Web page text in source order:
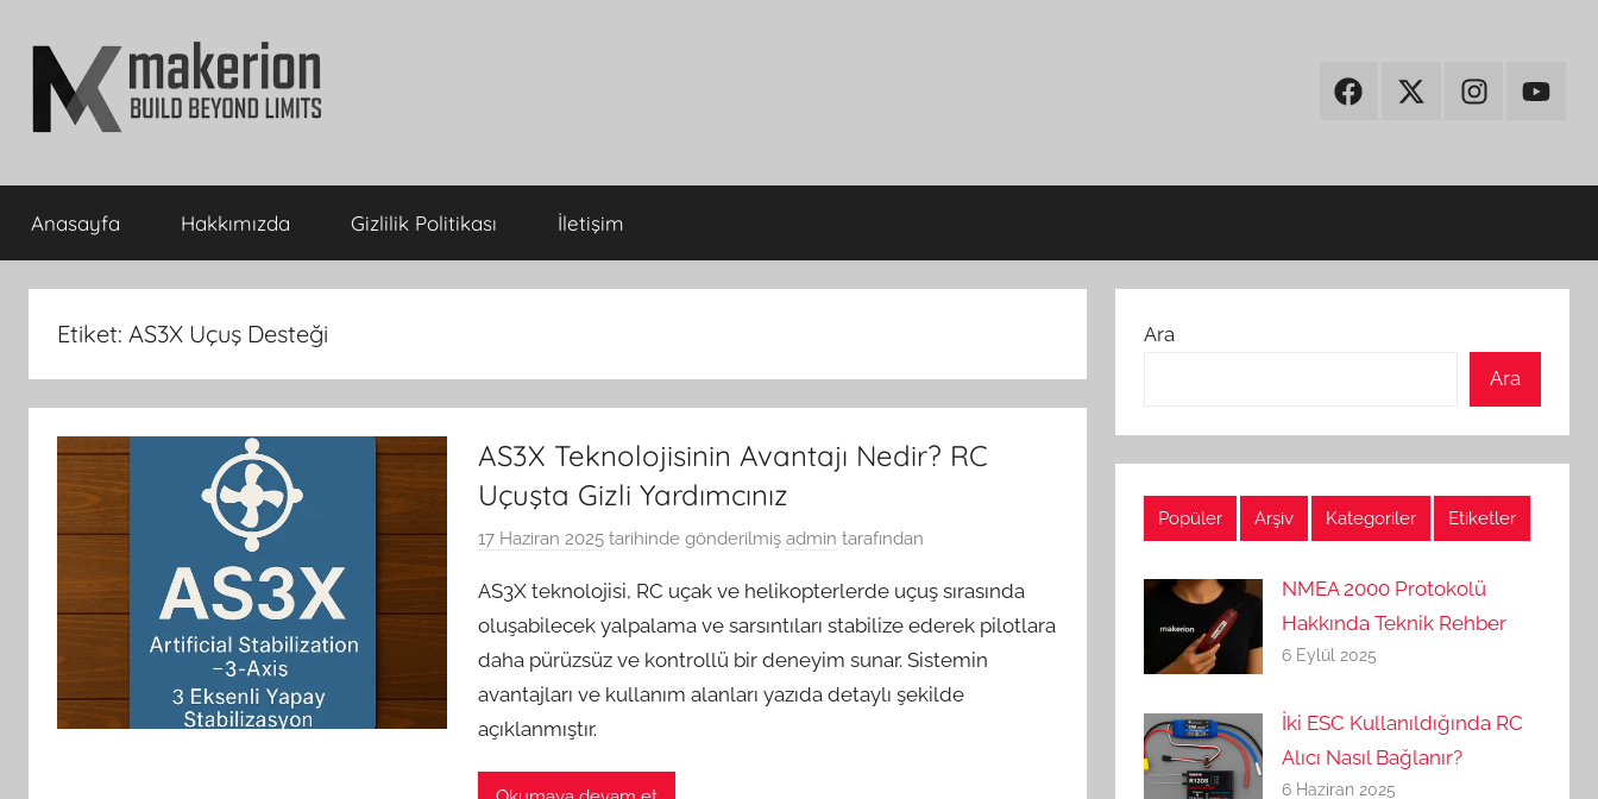
atla
makerion
Blog
Beyond
Limits
FacebookTwitterInstagramYoutube
Anasayfa Hakkımızda Gizlilik Politikası İletişim
Etiket: AS3X Uçuş Desteği
AS3X Teknolojisinin Avantajı Nedir? RC
Uçuşta Gizli Yardımcınız
17 Haziran 2025tarihinde gönderilmiş admin tarafından
AS3X teknolojisi, RC uçak ve helikopterlerde uçuş sırasında
oluşabilecek yalpalama ve sarsıntıları stabilize ederek pilotlara
daha pürüzsüz ve kontrollü bir deneyim sunar. Sistemin
avantajları ve kullanım alanları yazıda detaylı şekilde
açıklanmıştır.
Ara
Ara
Popüler Arşiv Kategoriler Etiketler
NMEA 2000 Protokolü
Hakkında Teknik Rehber
6 Eylül 2025
İki ESC Kullanıldığında RC
Alıcı Nasıl Bağlanır?
6 Haziran 2025